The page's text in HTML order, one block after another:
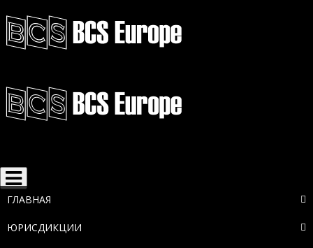
Toggle
navigation
ГЛАВНАЯ
ЮРИСДИКЦИИ